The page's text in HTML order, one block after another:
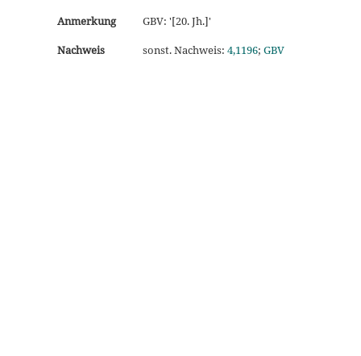
Anmerkung
GBV: '[20. Jh.]'
Nachweis
sonst. Nachweis: 4,1196; GBV